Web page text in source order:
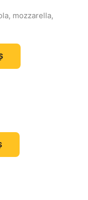
mozzarella,